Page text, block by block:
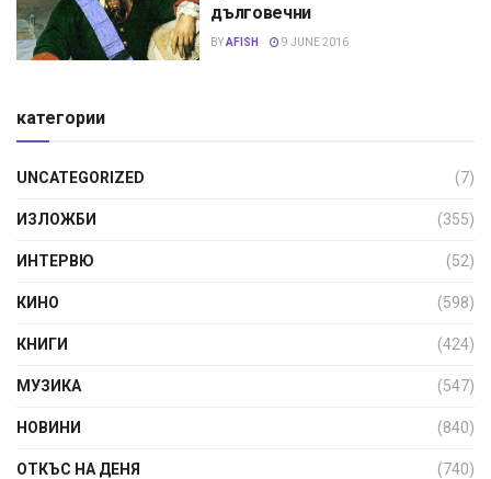
дълговечни
BYAFISH 9 JUNE 2016
категории
UNCATEGORIZED (7)
ИЗЛОЖБИ (355)
ИНТЕРВЮ (52)
КИНО (598)
КНИГИ (424)
МУЗИКА (547)
НОВИНИ (840)
ОТКЪС НА ДЕНЯ (740)